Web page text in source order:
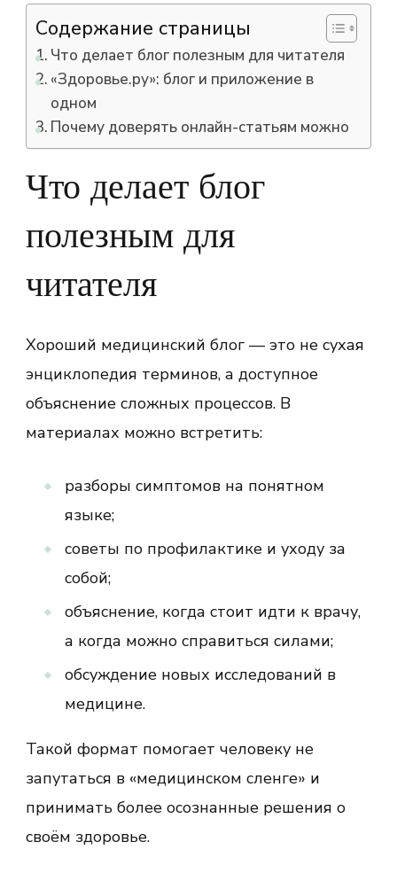
Содержание страницы
Что делает блог полезным для читателя
«Здоровье.ру»: блог и приложение в
одном
Почему доверять онлайн-статьям можно
Что делает блог
полезным для
читателя
Хороший медицинский блог — это не сухая
энциклопедия терминов, а доступное
объяснение сложных процессов. В
материалах можно встретить:
разборы симптомов на понятном
языке;
советы по профилактике и уходу за
собой;
объяснение, когда стоит идти к врачу,
а когда можно справиться силами;
обсуждение новых исследований в
медицине.
Такой формат помогает человеку не
запутаться в «медицинском сленге» и
принимать более осознанные решения о
своём здоровье.